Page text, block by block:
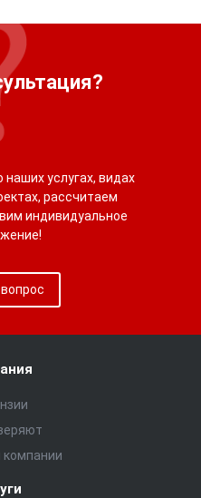
услугах, видах
рассчитаем
индивидуальное
компании